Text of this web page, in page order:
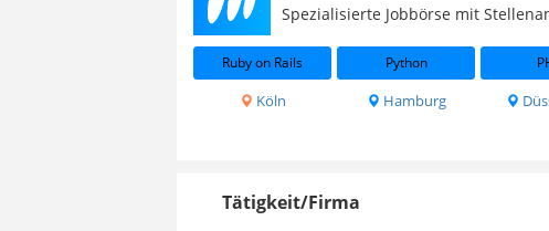
Spezialisierte Jobbörse mit
Ruby on Rails Python
Köln Hamburg
Tätigkeit/Firma